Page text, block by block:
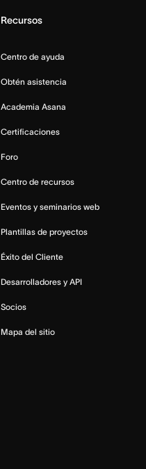
Recursos
Centro de ayuda
Obtén asistencia
Academia Asana
Certificaciones
Foro
Centro de recursos
Eventos y seminarios web
Plantillas de proyectos
Éxito del Cliente
Desarrolladores y API
Socios
Mapa del sitio